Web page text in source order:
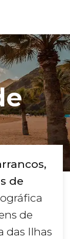
de
de
das Ilhas